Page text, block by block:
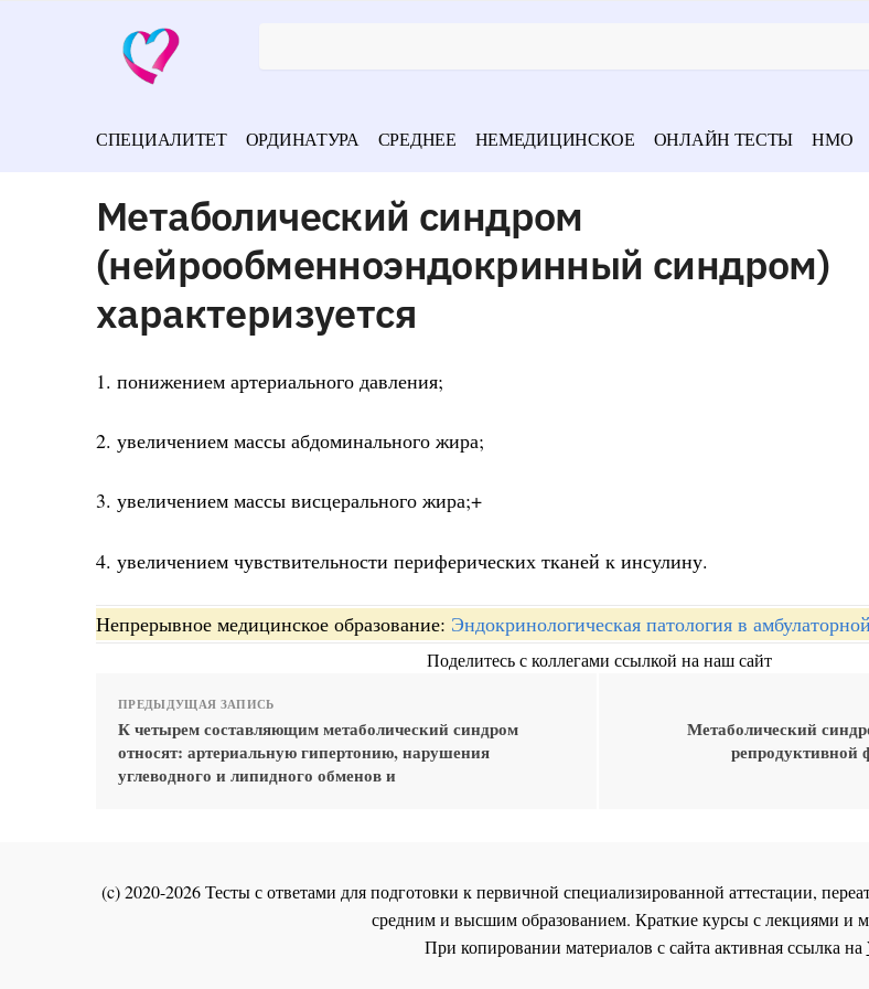
СПЕЦИАЛИТЕТ ОРДИНАТУРА СРЕДНЕЕ НЕМЕДИЦИНСКОЕ ОНЛАЙН ТЕСТЫ НМО
Метаболический синдром
(нейрообменноэндокринный синдром)
характеризуется
1. понижением артериального давления;
2. увеличением массы абдоминального жира;
3. увеличением массы висцерального жира;+
4. увеличением чувствительности периферических тканей к инсулину.
Непрерывное медицинское образование: Эндокринологическая патология в
Поделитесь с коллегами ссылкой на наш сайт
ПРЕДЫДУЩАЯ ЗАПИСЬ
К четырем составляющим метаболический синдром
относят: артериальную гипертонию, нарушения
углеводного и липидного обменов и
Метаболический
репродуктивной
(c) 2020-2026 Тесты с ответами для подготовки к первичной специализированной аттестации,
средним и высшим образованием. Краткие курсы с лекциями и
При копировании материалов с сайта активная ссылка на